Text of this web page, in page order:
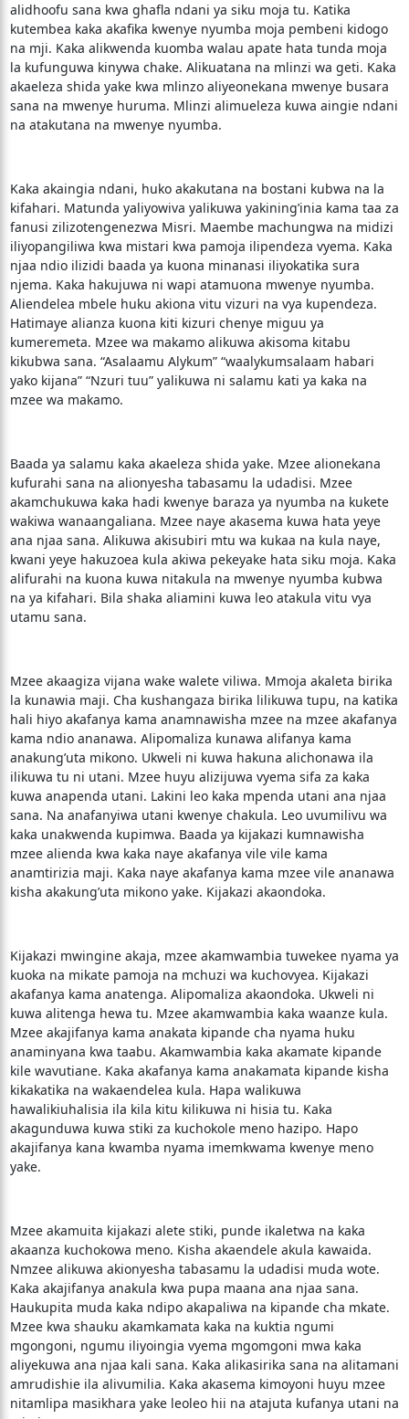
alidhoofu sana kwa ghafla ndani ya siku moja tu. Katika
kutembea kaka akafika kwenye nyumba moja pembeni kidogo
na mji. Kaka alikwenda kuomba walau apate hata tunda moja
la kufunguwa kinywa chake. Alikuatana na mlinzi wa geti. Kaka
akaeleza shida yake kwa mlinzo aliyeonekana mwenye busara
sana na mwenye huruma. Mlinzi alimueleza kuwa aingie ndani
na atakutana na mwenye nyumba.
Kaka akaingia ndani, huko akakutana na bostani kubwa na la
kifahari. Matunda yaliyowiva yalikuwa yakining’inia kama taa za
fanusi zilizotengenezwa Misri. Maembe machungwa na midizi
iliyopangiliwa kwa mistari kwa pamoja ilipendeza vyema. Kaka
njaa ndio ilizidi baada ya kuona minanasi iliyokatika sura
njema. Kaka hakujuwa ni wapi atamuona mwenye nyumba.
Aliendelea mbele huku akiona vitu vizuri na vya kupendeza.
Hatimaye alianza kuona kiti kizuri chenye miguu ya
kumeremeta. Mzee wa makamo alikuwa akisoma kitabu
kikubwa sana. “Asalaamu Alykum” “waalykumsalaam habari
yako kijana” “Nzuri tuu” yalikuwa ni salamu kati ya kaka na
mzee wa makamo.
Baada ya salamu kaka akaeleza shida yake. Mzee alionekana
kufurahi sana na alionyesha tabasamu la udadisi. Mzee
akamchukuwa kaka hadi kwenye baraza ya nyumba na kukete
wakiwa wanaangaliana. Mzee naye akasema kuwa hata yeye
ana njaa sana. Alikuwa akisubiri mtu wa kukaa na kula naye,
kwani yeye hakuzoea kula akiwa pekeyake hata siku moja. Kaka
alifurahi na kuona kuwa nitakula na mwenye nyumba kubwa
na ya kifahari. Bila shaka aliamini kuwa leo atakula vitu vya
utamu sana.
Mzee akaagiza vijana wake walete viliwa. Mmoja akaleta birika
la kunawia maji. Cha kushangaza birika lilikuwa tupu, na katika
hali hiyo akafanya kama anamnawisha mzee na mzee akafanya
kama ndio ananawa. Alipomaliza kunawa alifanya kama
anakung’uta mikono. Ukweli ni kuwa hakuna alichonawa ila
ilikuwa tu ni utani. Mzee huyu alizijuwa vyema sifa za kaka
kuwa anapenda utani. Lakini leo kaka mpenda utani ana njaa
sana. Na anafanyiwa utani kwenye chakula. Leo uvumilivu wa
kaka unakwenda kupimwa. Baada ya kijakazi kumnawisha
mzee alienda kwa kaka naye akafanya vile vile kama
anamtirizia maji. Kaka naye akafanya kama mzee vile ananawa
kisha akakung’uta mikono yake. Kijakazi akaondoka.
Kijakazi mwingine akaja, mzee akamwambia tuwekee nyama ya
kuoka na mikate pamoja na mchuzi wa kuchovyea. Kijakazi
akafanya kama anatenga. Alipomaliza akaondoka. Ukweli ni
kuwa alitenga hewa tu. Mzee akamwambia kaka waanze kula.
Mzee akajifanya kama anakata kipande cha nyama huku
anaminyana kwa taabu. Akamwambia kaka akamate kipande
kile wavutiane. Kaka akafanya kama anakamata kipande kisha
kikakatika na wakaendelea kula. Hapa walikuwa
hawalikiuhalisia ila kila kitu kilikuwa ni hisia tu. Kaka
akagunduwa kuwa stiki za kuchokole meno hazipo. Hapo
akajifanya kana kwamba nyama imemkwama kwenye meno
yake.
Mzee akamuita kijakazi alete stiki, punde ikaletwa na kaka
akaanza kuchokowa meno. Kisha akaendele akula kawaida.
Nmzee alikuwa akionyesha tabasamu la udadisi muda wote.
Kaka akajifanya anakula kwa pupa maana ana njaa sana.
Haukupita muda kaka ndipo akapaliwa na kipande cha mkate.
Mzee kwa shauku akamkamata kaka na kuktia ngumi
mgongoni, ngumu iliyoingia vyema mgomgoni mwa kaka
aliyekuwa ana njaa kali sana. Kaka alikasirika sana na alitamani
amrudishie ila alivumilia. Kaka akasema kimoyoni huyu mzee
nitamlipa masikhara yake leoleo hii na atajuta kufanya utani na